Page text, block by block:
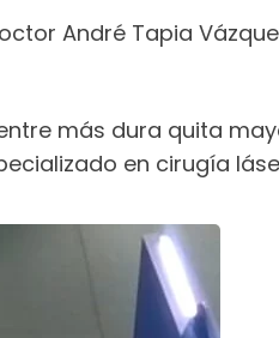
André Tapia
más dura quita
en cirugía